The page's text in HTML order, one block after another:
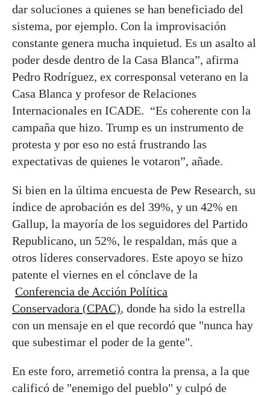
dar soluciones a quienes se han beneficiado del
sistema, por ejemplo. Con la improvisación
constante genera mucha inquietud. Es un asalto al
poder desde dentro de la Casa Blanca”, afirma
Pedro Rodríguez, ex corresponsal veterano en la
Casa Blanca y profesor de Relaciones
Internacionales en ICADE. “Es coherente con la
campaña que hizo. Trump es un instrumento de
protesta y por eso no está frustrando las
expectativas de quienes le votaron”, añade.
Si bien en la última encuesta de Pew Research, su
índice de aprobación es del 39%, y un 42% en
Gallup, la mayoría de los seguidores del Partido
Republicano, un 52%, le respaldan, más que a
otros líderes conservadores. Este apoyo se hizo
patente el viernes en el cónclave de la
Conferencia de Acción Política
Conservadora (CPAC), donde ha sido la estrella
con un mensaje en el que recordó que "nunca hay
que subestimar el poder de la gente".
En este foro, arremetió contra la prensa, a la que
calificó de "enemigo del pueblo" y culpó de